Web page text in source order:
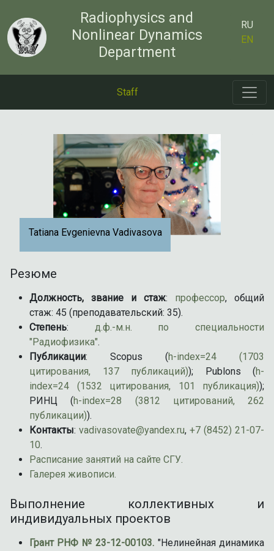
Radiophysics and
Nonlinear Dynamics
Department
RU
EN
Staff
Tatiana Evgenievna Vadivasova
Резюме
Должность, звание и стаж: профессор, общий
стаж: 45 (преподавательский: 35).
Степень: д.ф.-м.н. по специальности
"Радиофизика".
Публикации: Scopus (h-index=24 (1703
цитирования, 137 публикаций)); Publons (h-
index=24 (1532 цитирования, 101 публикация));
РИНЦ (h-index=28 (3812 цитирований, 262
публикации)).
Контакты: vadivasovate@yandex.ru, +7 (8452) 21-07-
10.
Расписание занятий на сайте СГУ.
Галерея живописи.
Выполнение коллективных и
индивидуальных проектов
Грант РНФ № 23-12-00103. "Нелинейная динамика